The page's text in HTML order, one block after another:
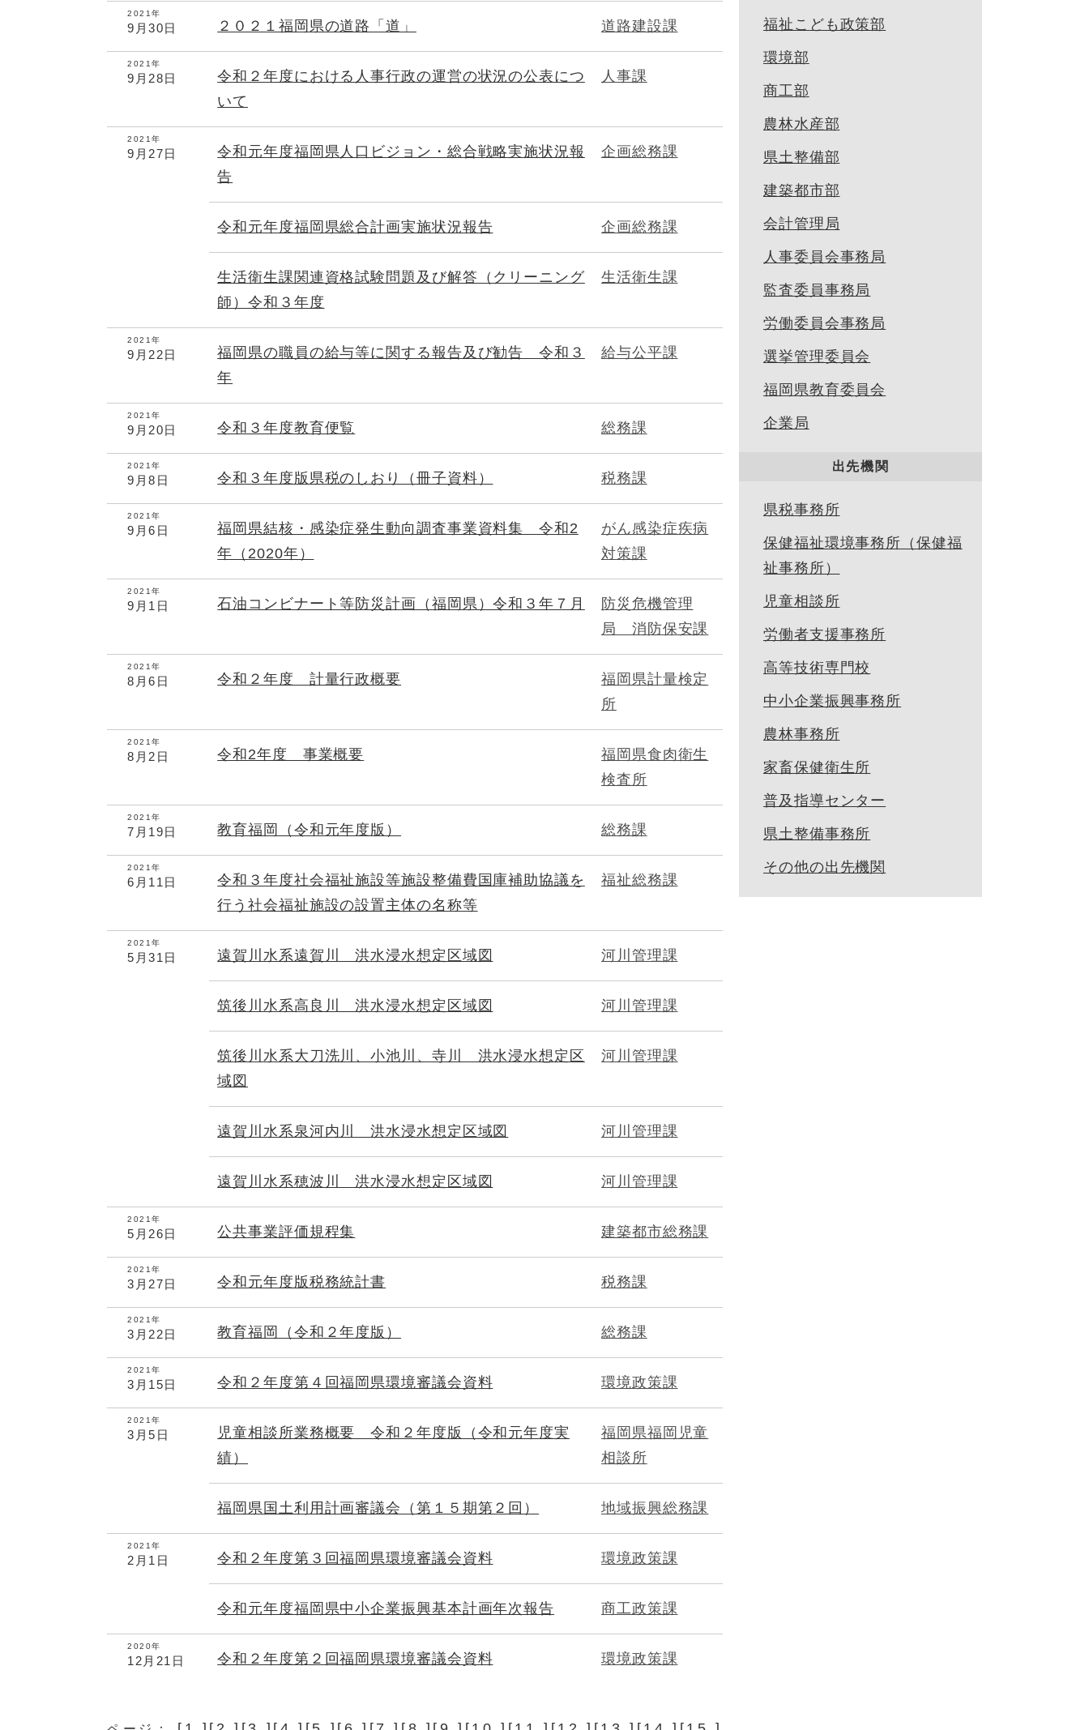
2021年
9月30日 ２０２１福岡県の道路「道」 道路建設課
2021年
9月28日
令和２年度における人事行政の運営の状況の公表につ
いて
人事課
2021年
9月27日
令和元年度福岡県人口ビジョン・総合戦略実施状況報
告
企画総務課
令和元年度福岡県総合計画実施状況報告 企画総務課
生活衛生課関連資格試験問題及び解答（クリーニング
師）令和３年度
生活衛生課
2021年
9月22日
福岡県の職員の給与等に関する報告及び勧告 令和３
年
給与公平課
2021年
9月20日 令和３年度教育便覧 総務課
2021年
9月8日 令和３年度版県税のしおり（冊子資料） 税務課
2021年
9月6日
福岡県結核・感染症発生動向調査事業資料集 令和2
年（2020年）
がん感染症疾病
対策課
2021年
9月1日 石油コンビナート等防災計画（福岡県）令和３年７月
防災危機管理
局 消防保安課
2021年
8月6日 令和２年度 計量行政概要
福岡県計量検定
所
2021年
8月2日 令和2年度 事業概要
福岡県食肉衛生
検査所
2021年
7月19日 教育福岡（令和元年度版） 総務課
2021年
6月11日
令和３年度社会福祉施設等施設整備費国庫補助協議を
行う社会福祉施設の設置主体の名称等
福祉総務課
2021年
5月31日 遠賀川水系遠賀川 洪水浸水想定区域図 河川管理課
筑後川水系高良川 洪水浸水想定区域図 河川管理課
筑後川水系大刀洗川、小池川、寺川 洪水浸水想定区
域図
河川管理課
遠賀川水系泉河内川 洪水浸水想定区域図 河川管理課
遠賀川水系穂波川 洪水浸水想定区域図 河川管理課
2021年
5月26日 公共事業評価規程集 建築都市総務課
2021年
3月27日 令和元年度版税務統計書 税務課
2021年
3月22日 教育福岡（令和２年度版） 総務課
2021年
3月15日 令和２年度第４回福岡県環境審議会資料 環境政策課
2021年
3月5日
児童相談所業務概要 令和２年度版（令和元年度実
績）
福岡県福岡児童
相談所
福岡県国土利用計画審議会（第１５期第２回） 地域振興総務課
2021年
2月1日 令和２年度第３回福岡県環境審議会資料 環境政策課
令和元年度福岡県中小企業振興基本計画年次報告 商工政策課
2020年
12月21日 令和２年度第２回福岡県環境審議会資料 環境政策課
福祉こども政策部
環境部
商工部
農林水産部
県土整備部
建築都市部
会計管理局
人事委員会事務局
監査委員事務局
労働委員会事務局
選挙管理委員会
福岡県教育委員会
企業局
出先機関
県税事務所
保健福祉環境事務所（保健福
祉事務所）
児童相談所
労働者支援事務所
高等技術専門校
中小企業振興事務所
農林事務所
家畜保健衛生所
普及指導センター
県土整備事務所
その他の出先機関